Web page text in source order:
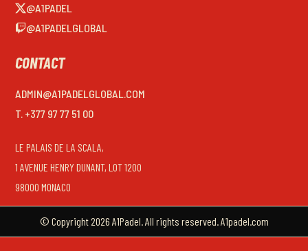
@A1PADEL
@A1PADELGLOBAL
CONTACT
ADMIN@A1PADELGLOBAL.COM
T. +377 97 77 51 00
LE PALAIS DE LA SCALA,
1 AVENUE HENRY DUNANT, LOT 1200
98000 MONACO
© Copyright 2026 A1Padel. All rights reserved. A1padel.com